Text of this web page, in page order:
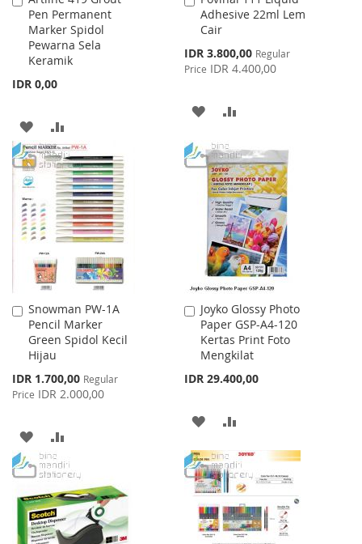
Pen Permanent
Marker Spidol
Pewarna Sela
Keramik
IDR 0,00
to
Cart
ADD
TO
WISH
LIST
TO
COMPARE
Adhesive 22ml Lem
Cair
Special
Price
IDR 3.800,00 Regular
Price IDR 4.400,00
to
Cart
ADD
WISH
LIST
COMPARE
Snowman PW-1A
Pencil Marker
Green Spidol Kecil
Hijau
Special
Price
IDR 1.700,00 Regular
Price IDR 2.000,00
Add
to
Cart
ADD
TO
WISH
LIST
TO
COMPARE
Joyko Glossy Photo
Paper GSP-A4-120
Kertas Print Foto
Mengkilat
IDR 29.400,00
Add
to
Cart
ADD
TO
WISH
LIST
TO
COMPARE